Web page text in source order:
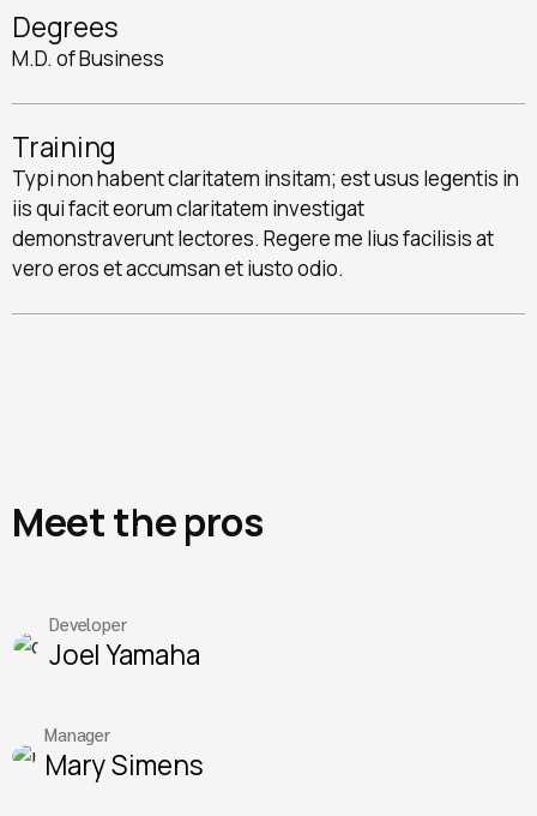
Degrees
M.D. of Business
Training
Typi non habent claritatem insitam; est usus legentis in
iis qui facit eorum claritatem investigat
demonstraverunt lectores. Regere me lius facilisis at
vero eros et accumsan et iusto odio.
Meet the pros
Developer
Joel Yamaha
Manager
Mary Simens